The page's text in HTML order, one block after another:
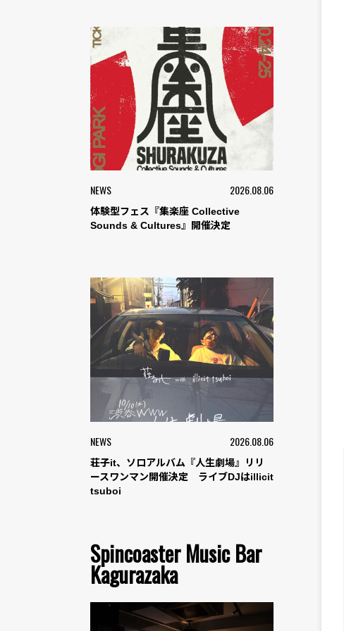
NEWS 2026.08.06
体験型フェス『集楽座 Collective
Sounds & Cultures』開催決定
NEWS 2026.08.06
荘子it、ソロアルバム『人生劇場』リリ
ースワンマン開催決定 ライブDJはillicit
tsuboi
Spincoaster Music Bar
Kagurazaka